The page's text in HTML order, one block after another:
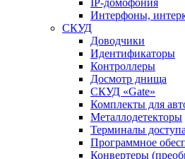
IP-домофония
Интерфоны,
СКУД
Доводчики
Идентификаторы
Контроллеры
Досмотр днища
СКУД «Gate»
Комплекты для
Металлодетекторы
Терминалы доступа
Программное
Конвертеры